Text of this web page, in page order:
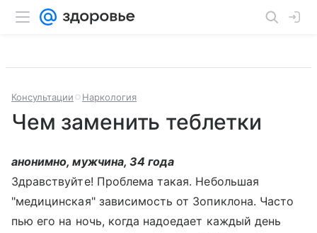
Консультации Наркология
Чем заменить теблетки
анонимно, мужчина, 34 года
Здравствуйте! Проблема такая. Небольшая
"медицинская" зависимость от Зопиклона. Часто
пью его на ночь, когда надоедает каждый день